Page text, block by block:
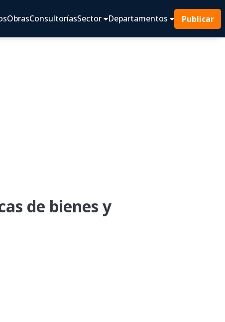
ObrasConsultoríasSector Departamentos Publicar
de bienes y